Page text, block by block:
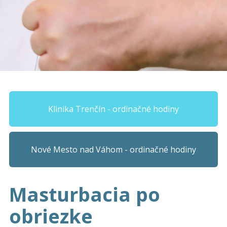
Klinika Trenčín - ordinačné hodiny
Nové Mesto nad Váhom - ordinačné hodiny
Masturbacia po
obriezke